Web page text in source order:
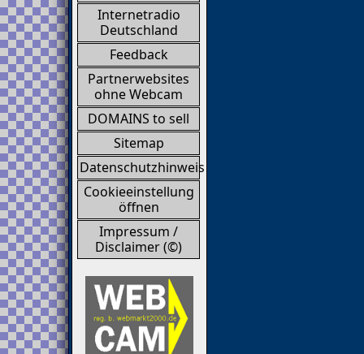
Internetradio
Deutschland
Feedback
Partnerwebsites
ohne Webcam
DOMAINS to sell
Sitemap
Datenschutzhinweis
Cookieeinstellung
öffnen
Impressum /
Disclaimer (©)